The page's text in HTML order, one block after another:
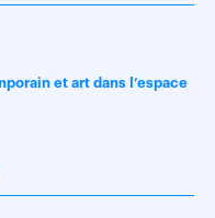
et art dans l’espace